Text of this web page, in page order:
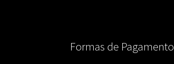
Formas de Pagamento